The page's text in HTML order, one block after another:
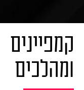
קמפיינים
ומהלכים